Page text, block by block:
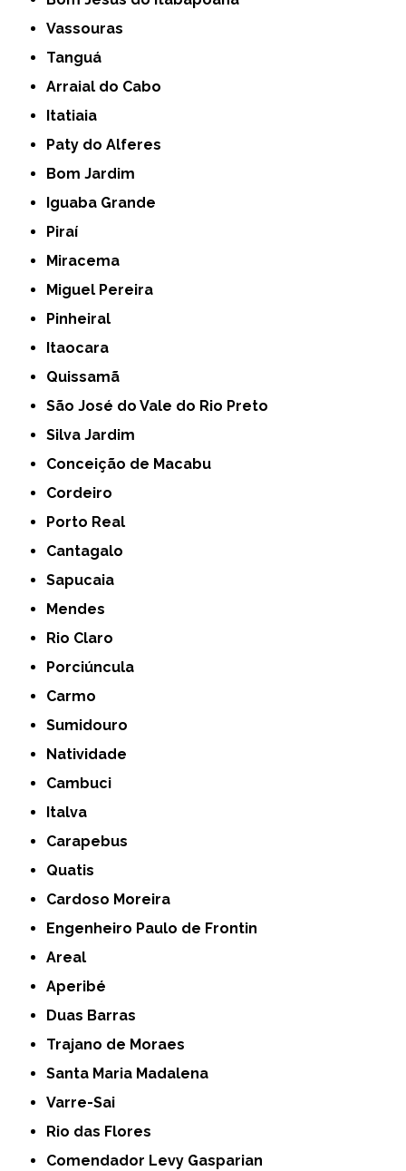
Vassouras
Tanguá
Arraial do Cabo
Itatiaia
Paty do Alferes
Bom Jardim
Iguaba Grande
Piraí
Miracema
Miguel Pereira
Pinheiral
Itaocara
Quissamã
São José do Vale do Rio Preto
Silva Jardim
Conceição de Macabu
Cordeiro
Porto Real
Cantagalo
Sapucaia
Mendes
Rio Claro
Porciúncula
Carmo
Sumidouro
Natividade
Cambuci
Italva
Carapebus
Quatis
Cardoso Moreira
Engenheiro Paulo de Frontin
Areal
Aperibé
Duas Barras
Trajano de Moraes
Santa Maria Madalena
Varre-Sai
Rio das Flores
Comendador Levy Gasparian